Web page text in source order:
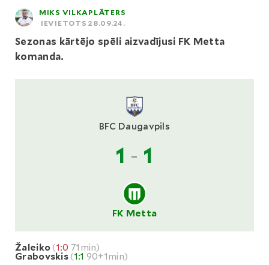
MIKS VILKAPLĀTERS
IEVIETOTS 28.09.24.
Sezonas kārtējo spēli aizvadījusi FK Metta
komanda.
BFC Daugavpils
1 - 1
FK Metta
Žaleiko(1:0 71min)
Grabovskis(1:1 90+1min)